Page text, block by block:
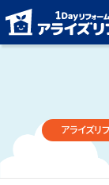
アライズリ